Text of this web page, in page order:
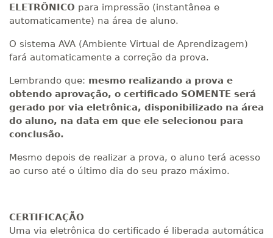
ELETRÔNICO para impressão (instantânea e
automaticamente) na área de aluno.
O sistema AVA (Ambiente Virtual de Aprendizagem)
fará automaticamente a correção da prova.
Lembrando que: mesmo realizando a prova e
obtendo aprovação, o certificado SOMENTE será
gerado por via eletrônica, disponibilizado na área
do aluno, na data em que ele selecionou para
conclusão.
Mesmo depois de realizar a prova, o aluno terá acesso
ao curso até o último dia do seu prazo máximo.
CERTIFICAÇÃO
Uma via eletrônica do certificado é liberada automática